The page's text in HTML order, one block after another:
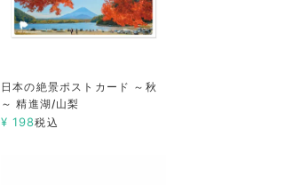
日本の絶景ポストカード ～秋
～ 精進湖/山梨
¥ 198税込